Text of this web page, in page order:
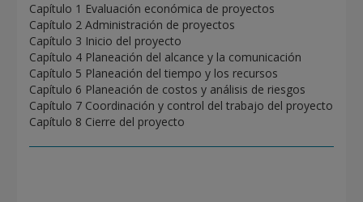
Capítulo 1 Evaluación económica de proyectos
Capítulo 2 Administración de proyectos
Capítulo 3 Inicio del proyecto
Capítulo 4 Planeación del alcance y la comunicación
Capítulo 5 Planeación del tiempo y los recursos
Capítulo 6 Planeación de costos y análisis de riesgos
Capítulo 7 Coordinación y control del trabajo del proyecto
Capítulo 8 Cierre del proyecto